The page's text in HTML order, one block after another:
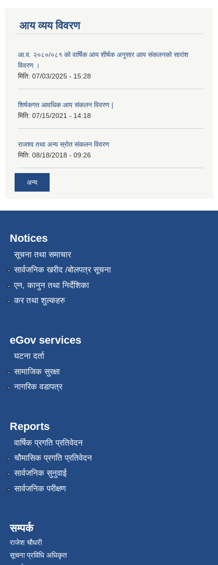
आय व्यय विवरण
आ.व. २०८०/०८१ को वार्षिक आय शीर्षक अनुसार आय संकलनको सारांश
विवरण ।
मिति: 07/03/2025 - 15:28
शिर्षकगत आवधिक आय संकलन विवरण |
मिति: 07/15/2021 - 14:18
राजश्व तथा अन्य स्रोत संकलन विवरण
मिति: 08/18/2018 - 09:26
अन्य
Notices
सूचना तथा समाचार
सार्वजनिक खरीद /बोलपत्र सूचना
एन, कानुन तथा निर्देशिका
कर तथा शुल्कहरु
eGov services
घटना दर्ता
सामाजिक सुरक्षा
नागरिक वडापत्र
Reports
वार्षिक प्रगति प्रतिवेदन
चौमासिक प्रगति प्रतिवेदन
सार्वजनिक सुनुवाई
सार्वजनिक परीक्षण
सम्पर्क
राजेश चौधरी
सूचना प्रविधि अधिकृत